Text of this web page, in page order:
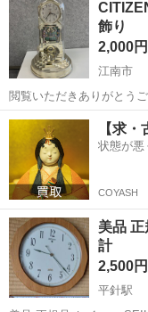
スしています。 ★★★★★ ご自宅にある不要品を是非ジモティースポ
ットへお持ち込...飾り
2,000円
江南市
閲覧いただきありがとう
きは未確認のジャンク品です。 ４SG701
れ、傷はあります。 デザ
されていま...
愛知 江南市 時計
【求
状態が悪
COYASH
美品
計
2,500円
平針駅